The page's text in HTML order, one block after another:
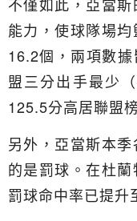
不僅如此，亞當
能力，使球隊場
16.2個，兩項數
盟三分出手最少
125.5分高居聯盟
另外，亞當斯本
的是罰球。在杜
罰球命中率已提升